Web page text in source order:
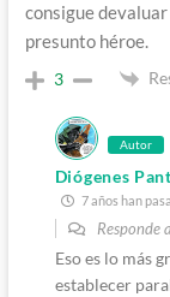
consigue
presunto héroe.
3
Autor
Diógenes
7 años han
Responde a
Eso es lo más
establecer